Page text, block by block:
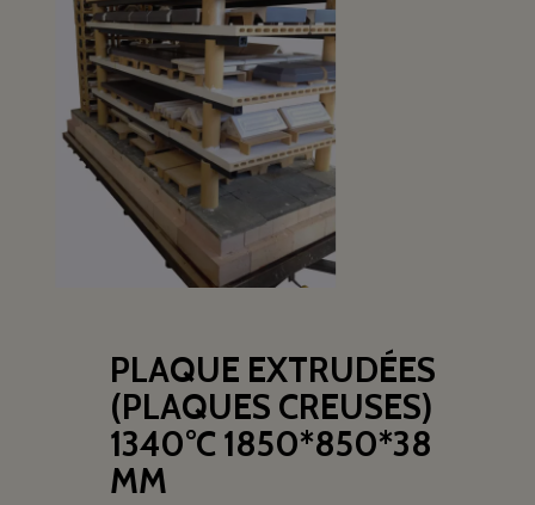
PLAQUE EXTRUDÉES
(PLAQUES CREUSES)
1340°C 1850*850*38
MM